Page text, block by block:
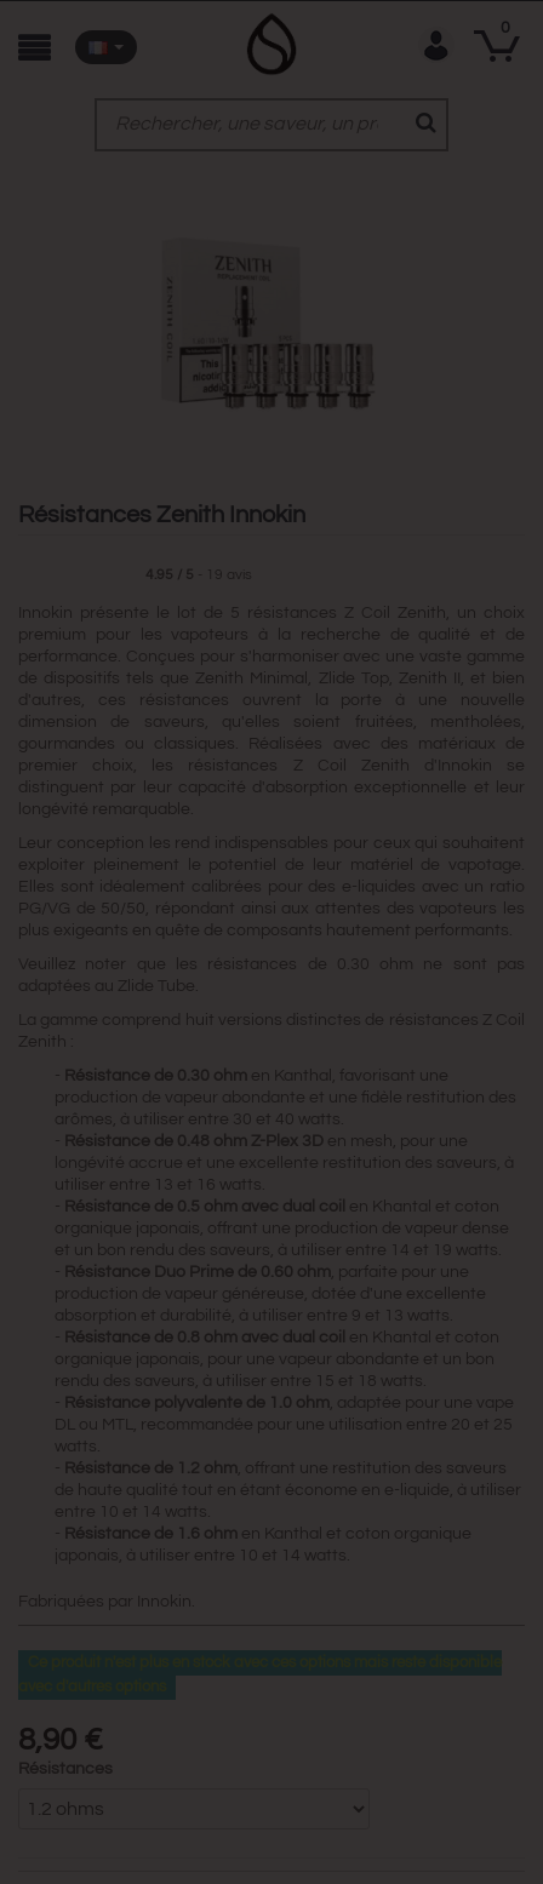
0
Résistances Zenith Innokin
4.95 / 5 19 avis
Innokin présente le lot de 5 résistances Z Coil Zenith, un choix
premium pour les vapoteurs à la recherche de qualité et de
performance. Conçues pour s'harmoniser avec une vaste gamme
de dispositifs tels que Zenith Minimal, Zlide Top, Zenith II, et bien
d'autres, ces résistances ouvrent la porte à une nouvelle
dimension de saveurs, qu'elles soient fruitées, mentholées,
gourmandes ou classiques. Réalisées avec des matériaux de
premier choix, les résistances Z Coil Zenith d'Innokin se
distinguent par leur capacité d'absorption exceptionnelle et leur
longévité remarquable.
Leur conception les rend indispensables pour ceux qui souhaitent
exploiter pleinement le potentiel de leur matériel de vapotage.
Elles sont idéalement calibrées pour des e-liquides avec un ratio
PG/VG de 50/50, répondant ainsi aux attentes des vapoteurs les
plus exigeants en quête de composants hautement performants.
Veuillez noter que les résistances de 0.30 ohm ne sont pas
adaptées au Zlide Tube.
La gamme comprend huit versions distinctes de résistances Z Coil
Zenith :
- Résistance de 0.30 ohm en Kanthal, favorisant une
production de vapeur abondante et une fidèle restitution des
arômes, à utiliser entre 30 et 40 watts.
- Résistance de 0.48 ohm Z-Plex 3D en mesh, pour une
longévité accrue et une excellente restitution des saveurs, à
utiliser entre 13 et 16 watts.
- Résistance de 0.5 ohm avec dual coil en Khantal et coton
organique japonais, offrant une production de vapeur dense
et un bon rendu des saveurs, à utiliser entre 14 et 19 watts.
- Résistance Duo Prime de 0.60 ohm , parfaite pour une
production de vapeur généreuse, dotée d'une excellente
absorption et durabilité, à utiliser entre 9 et 13 watts.
- Résistance de 0.8 ohm avec dual coil en Khantal et coton
organique japonais, pour une vapeur abondante et un bon
rendu des saveurs, à utiliser entre 15 et 18 watts.
- Résistance polyvalente de 1.0 ohm , adaptée pour une vape
DL ou MTL, recommandée pour une utilisation entre 20 et 25
watts.
- Résistance de 1.2 ohm , offrant une restitution des saveurs
de haute qualité tout en étant économe en e-liquide, à utiliser
entre 10 et 14 watts.
- Résistance de 1.6 ohm en Kanthal et coton organique
japonais, à utiliser entre 10 et 14 watts.
Fabriquées par Innokin.
8,90 €
Résistances